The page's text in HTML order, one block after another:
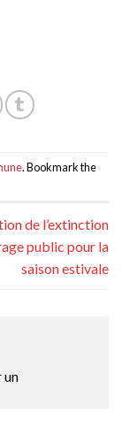
. Bookmark the
de l’extinction
public pour la
saison estivale
un